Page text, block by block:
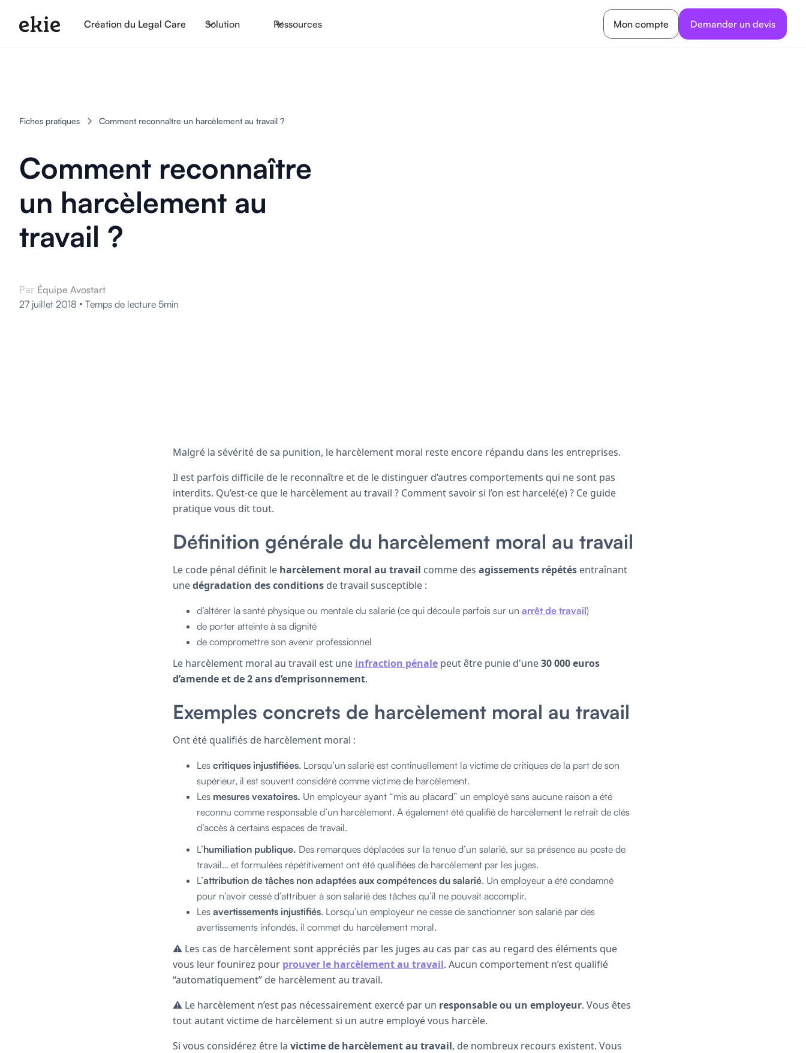
Création du Legal Care Solution Ressources Mon compte Demander un devis
Fiches pratiques Comment reconnaître un harcèlement au travail ?
Comment reconnaître
un harcèlement au
travail ?
Par Équipe Avostart
27 juillet 2018 • Temps de lecture 5min
Malgré la sévérité de sa punition, le harcèlement moral reste encore répandu dans les entreprises.
Il est parfois difficile de le reconnaître et de le distinguer d’autres comportements qui ne sont pas
interdits. Qu’est-ce que le harcèlement au travail ? Comment savoir si l’on est harcelé(e) ? Ce guide
pratique vous dit tout.
Définition générale du harcèlement moral au travail
Le code pénal définit le harcèlement moral au travail comme des agissements répétés entraînant
unedégradation des conditions de travail susceptible :
d’altérer la santé physique ou mentale du salarié (ce qui découle parfois sur un arrêt de travail)
de porter atteinte à sa dignité
de compromettre son avenir professionnel
Le harcèlement moral au travail est une infraction pénale peut être punie d'une30 000 euros
d’amende et de 2 ans d’emprisonnement.
Exemples concrets de harcèlement moral au travail
Ont été qualifiés de harcèlement moral :
Les critiques injustifiées. Lorsqu’un salarié est continuellement la victime de critiques de la part de son
supérieur, il est souvent considéré comme victime de harcèlement.
Les mesures vexatoires. Un employeur ayant “mis au placard” un employé sans aucune raison a été
reconnu comme responsable d’un harcèlement. A également été qualifié de harcèlement le retrait de clés
d’accès à certains espaces de travail.
L’humiliation publique. Des remarques déplacées sur la tenue d’un salarié, sur sa présence au poste de
travail… et formulées répétitivement ont été qualifiées de harcèlement par les juges.
L’attribution de tâches non adaptées aux compétences du salarié. Un employeur a été condamné
pour n’avoir cessé d’attribuer à son salarié des tâches qu’il ne pouvait accomplir.
Les avertissements injustifiés. Lorsqu’un employeur ne cesse de sanctionner son salarié par des
avertissements infondés, il commet du harcèlement moral.
⚠ Les cas de harcèlement sont appréciés par les juges au cas par cas au regard des éléments que
vous leur founirez pour prouver le harcèlement au travail. Aucun comportement n’est qualifié
“automatiquement” de harcèlement au travail.
⚠ Le harcèlement n’est pas nécessairement exercé par un responsable ou un employeur. Vous êtes
tout autant victime de harcèlement si un autre employé vous harcèle.
Si vous considérez être la victime de harcèlement au travail, de nombreux recours existent. Vous